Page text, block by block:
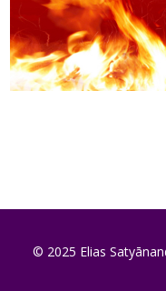
© 2025 Elias